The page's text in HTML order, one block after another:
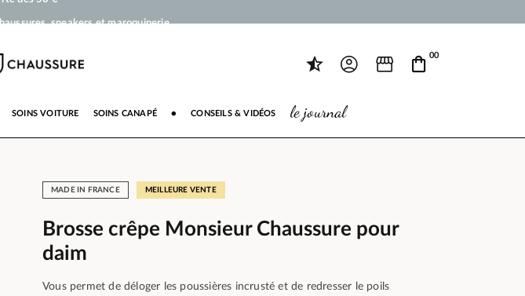
bancaire dès 50 € 00
SOINS VOITURE SOINS CANAPÉ ● CONSEILS & VIDÉOS le journal
MADE IN FRANCE MEILLEURE VENTE
Brosse crêpe Monsieur Chaussure pour
daim
Vous permet de déloger les poussières incrusté et de redresser le poils